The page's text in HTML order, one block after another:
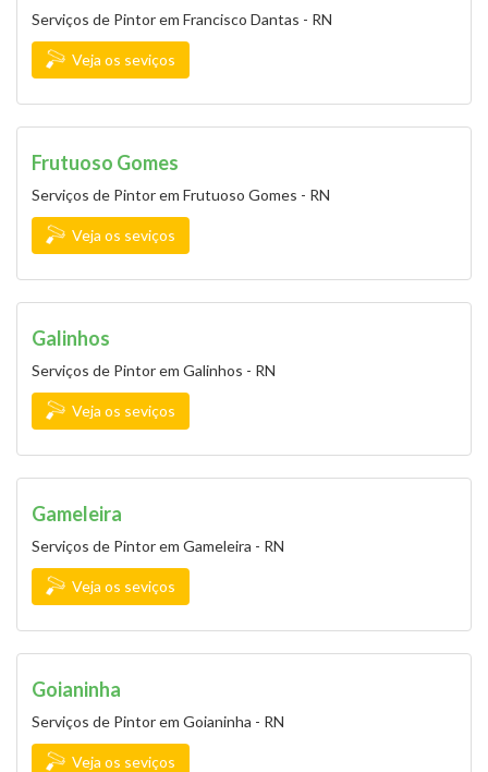
Serviços de Pintor em Francisco Dantas - RN
Veja os seviços
Frutuoso Gomes
Serviços de Pintor em Frutuoso Gomes - RN
Veja os seviços
Galinhos
Serviços de Pintor em Galinhos - RN
Veja os seviços
Gameleira
Serviços de Pintor em Gameleira - RN
Veja os seviços
Goianinha
Serviços de Pintor em Goianinha - RN
Veja os seviços